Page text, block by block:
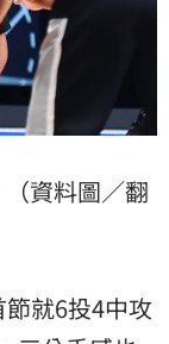
資料圖／翻
就6投4中攻